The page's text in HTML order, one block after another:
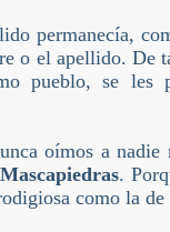
permanecía,
o el apellido. De
pueblo, se les
oímos a
Mascapiedras.
como la de